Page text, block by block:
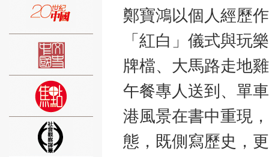
鄭寶鴻以個人經歷
「紅白」儀式與玩
牌檔、大馬路走地
午餐專人送到、單
港風景在書中重現
態，既側寫歷史，